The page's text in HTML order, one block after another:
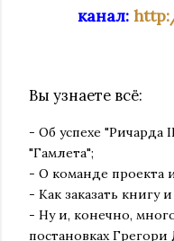
канал:
Вы узнаете всё:
- Об успехе
"Гамлета";
- О команде проекта
- Как заказать книгу
- Ну и, конечно,
постановках